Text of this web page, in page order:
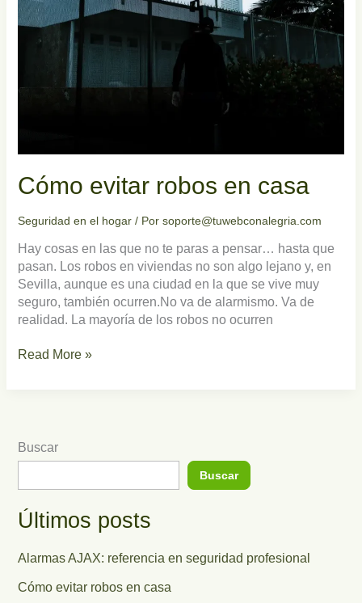
Cómo evitar robos en casa
Seguridad en el hogar/ Por soporte@tuwebconalegria.com
Hay cosas en las que no te paras a pensar… hasta que
pasan. Los robos en viviendas no son algo lejano y, en
Sevilla, aunque es una ciudad en la que se vive muy
seguro, también ocurren.No va de alarmismo. Va de
realidad. La mayoría de los robos no ocurren
Read More »
Buscar
Buscar
Últimos posts
Alarmas AJAX: referencia en seguridad profesional
Cómo evitar robos en casa